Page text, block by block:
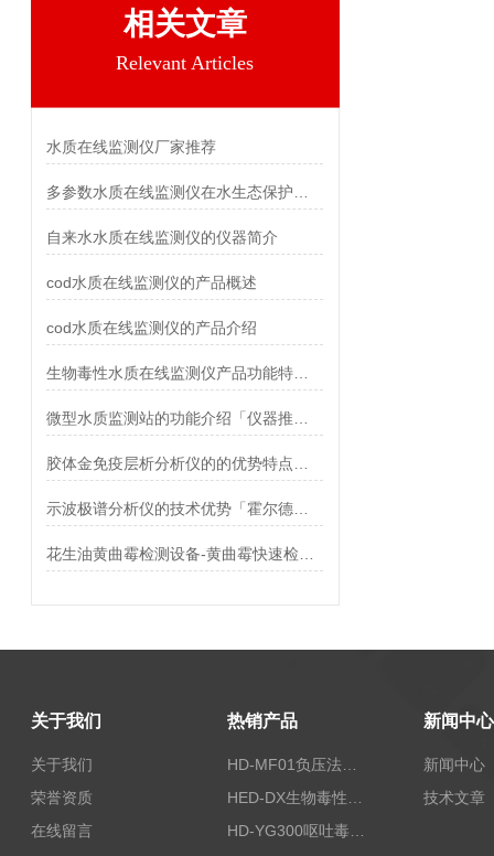
相关文章
Relevant Articles
水质在线监测仪厂家推荐
自来水水质在线监测仪的仪器简介
cod水质在线监测仪的产品概述
cod水质在线监测仪的产品介绍
关于我们
关于我们
荣誉资质
在线留言
热销产品
HD-MF01负压法密封性测试仪
新闻中心
新闻中心
技术文章